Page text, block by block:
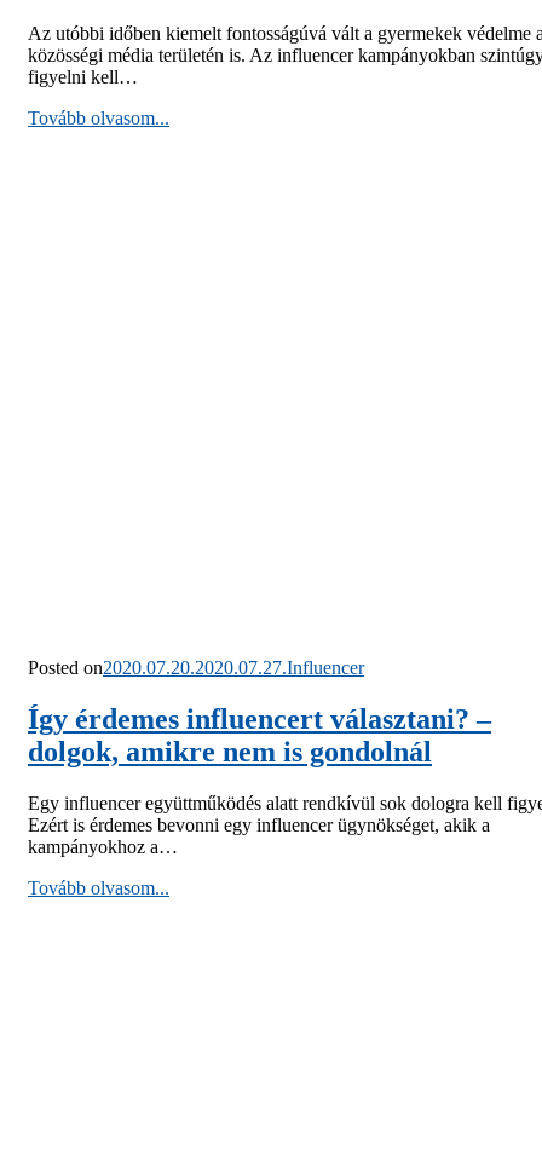
Az utóbbi időben kiemelt fontosságúvá vált a gyermekek védelme
közösségi média területén is. Az influencer kampányokban
figyelni kell…
Tovább olvasom...
Posted on2020.07.20.2020.07.27.Influencer
Így érdemes influencert választani? –
dolgok, amikre nem is gondolnál
Egy influencer együttműködés alatt rendkívül sok dologra kell
Ezért is érdemes bevonni egy influencer ügynökséget, akik a
kampányokhoz a…
Tovább olvasom...